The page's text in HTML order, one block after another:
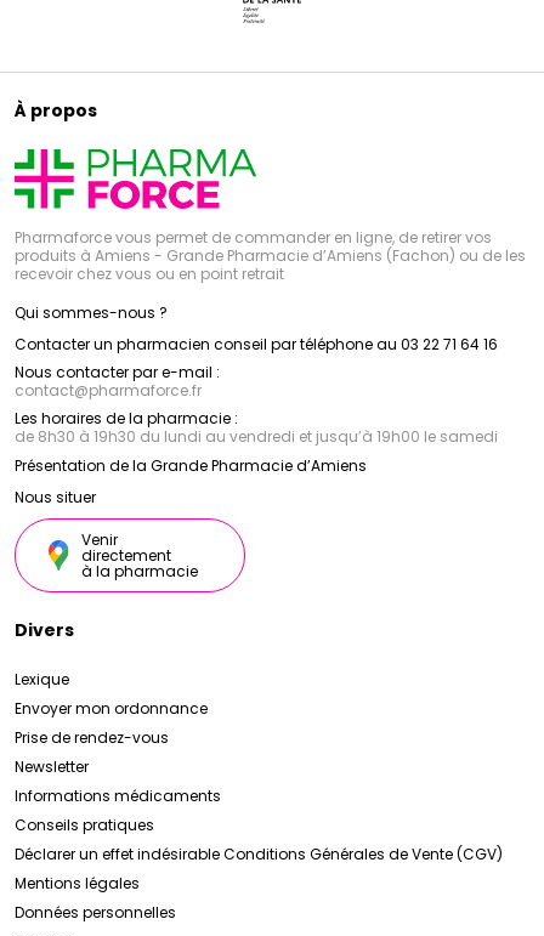
À propos
Pharmaforce vous permet de commander en ligne, de retirer vos
produits à Amiens - Grande Pharmacie d’Amiens (Fachon) ou de les
recevoir chez vous ou en point retrait
Qui sommes-nous ?
Contacter un pharmacien conseil par téléphone au 03 22 71 64 16
Nous contacter par e-mail :
contact@pharmaforce.fr
Les horaires de la pharmacie :
de 8h30 à 19h30 du lundi au vendredi et jusqu’à 19h00 le samedi
Présentation de la Grande Pharmacie d’Amiens
Nous situer
Venir
directement
à la pharmacie
Divers
Lexique
Envoyer mon ordonnance
Prise de rendez-vous
Newsletter
Informations médicaments
Conseils pratiques
Déclarer un effet indésirableConditions Générales de Vente (CGV)
Mentions légales
Données personnelles